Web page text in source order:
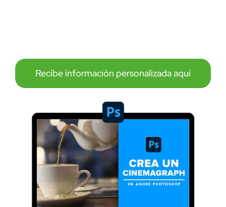
Recibe información personalizada aquí